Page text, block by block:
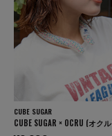
CUBE SUGAR